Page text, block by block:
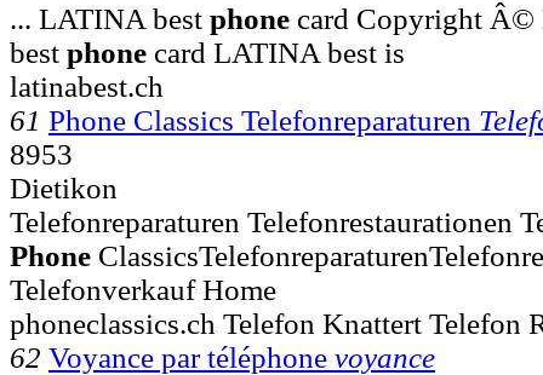
... LATINA best phone card Copyright
best phone card LATINA best is
latinabest.ch
61 Phone Classics Telefonreparaturen
8953
Dietikon
Telefonreparaturen Telefonrestaurationen
Phone
Telefonverkauf Home
phoneclassics.ch Telefon Knattert Telefon
62 Voyance par téléphone voyance